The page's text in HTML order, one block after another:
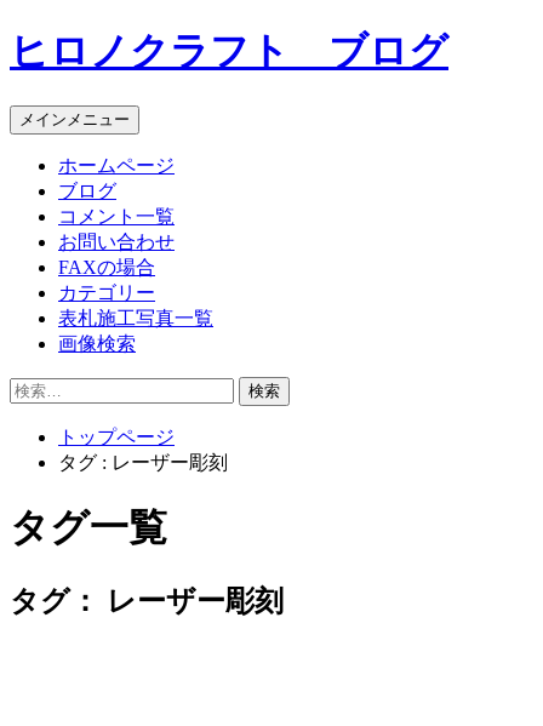
コ
ン
ン
ツ
ヒロノクラフト ブログ
メインメニュー
ホームページ
ブログ
コメント一覧
お問い合わせ
FAXの場合
カテゴリー
表札施工写真一覧
画像検索
検
トップページ
タグ : レーザー彫刻
タグ一覧
タグ： レーザー彫刻